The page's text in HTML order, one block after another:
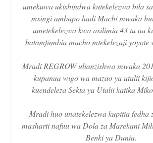
umekuwa ukishindwa kutekelezwa bila
msingi ambapo hadi Machi mwaka
umetekelezwa kwa asilimia 43 tu na
hatamfumbia macho mtekelezaji yoyote
Mradi REGROW ulianzishwa mwaka
kupanua wigo wa mazao ya utalii
kuendeleza Sekta ya Utalii katika
Mradi huo unatekelezwa kupitia fedha
masharti nafuu wa Dola za Marekani
Benki ya Dunia.